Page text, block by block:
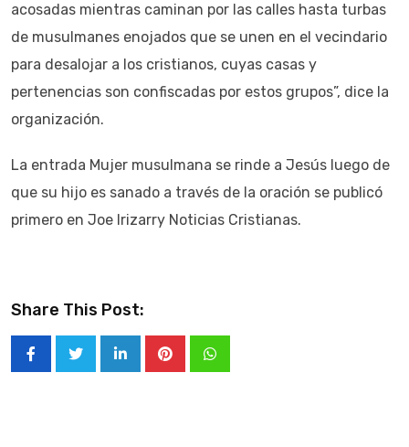
acosadas mientras caminan por las calles hasta turbas
de musulmanes enojados que se unen en el vecindario
para desalojar a los cristianos, cuyas casas y
pertenencias son confiscadas por estos grupos”, dice la
organización.
La entrada Mujer musulmana se rinde a Jesús luego de
que su hijo es sanado a través de la oración se publicó
primero en Joe Irizarry Noticias Cristianas.
Share This Post: